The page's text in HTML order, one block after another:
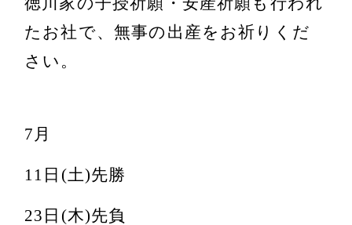
たお社で、無事の出産をお祈りくだ
さい。
7月
11日(土)先勝
23日(木)先負